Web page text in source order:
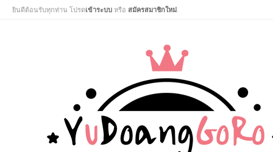
ยินดีต้อนรับทุกท่าน โปรดเข้าระบบ หรือ สมัครสมาชิกใหม่